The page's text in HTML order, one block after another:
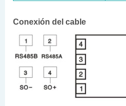
Conexión del cable